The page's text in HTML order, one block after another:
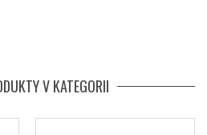
V KATEGORII